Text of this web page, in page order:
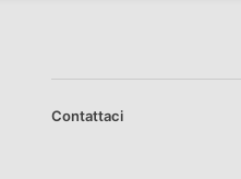
Contattaci